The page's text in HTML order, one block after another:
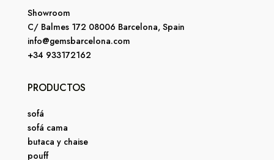
Showroom
C/ Balmes 172 08006 Barcelona, Spain
info@gemsbarcelona.com
+34 933172162
PRODUCTOS
sofá
sofá cama
butaca y chaise
pouff